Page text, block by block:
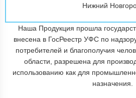
Нижний
Наша Продукция прошла
внесена в ГосРеестр УФС по
потребителей и благополучия
области, разрешена для
использованию как для
назначения.